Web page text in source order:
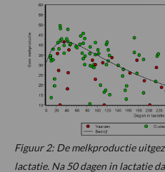
Figuur 2: De melkproductie
lactatie. Na 50 dagen in lactatie